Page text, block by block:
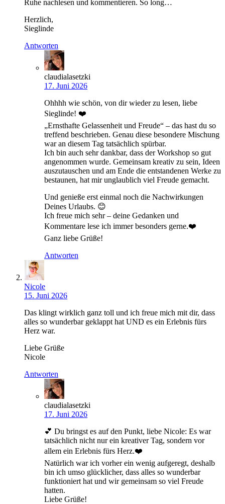
Ruhe nachlesen und kommentieren. So long…
Herzlich,
Sieglinde
Antworten
claudialasetzki
17. Juni 2026
Ohhhh wie schön, von dir wieder zu lesen, liebe
Sieglinde! ❤️
„Ernsthafte Gelassenheit und Freude“ – das hast du so
treffend beschrieben. Genau diese besondere Mischung
war an diesem Tag tatsächlich spürbar.
Ich bin auch sehr dankbar, dass der Workshop so gut
angenommen wurde. Gemeinsam kreativ zu sein, Ideen
auszutauschen und am Ende die entstandenen Werke zu
bestaunen, hat mir unglaublich viel Freude gemacht.
Und genieße erst einmal noch die Nachwirkungen
Deines Urlaubs. 😊
Ich freue mich sehr – deine Gedanken und
Kommentare lese ich immer besonders gerne.❤️
Ganz liebe Grüße!
Antworten
Nicole
15. Juni 2026
Das klingt wirklich ganz toll und ich freue mich mit dir, dass
alles so wunderbar geklappt hat UND es ein Erlebnis fürs
Herz war.
Liebe Grüße
Nicole
Antworten
claudialasetzki
17. Juni 2026
💕 Du bringst es auf den Punkt, liebe Nicole: Es war
tatsächlich nicht nur ein kreativer Tag, sondern vor
allem ein Erlebnis fürs Herz.❤️
Natürlich war ich vorher ein wenig aufgeregt, deshalb
bin ich umso glücklicher, dass alles so wunderbar
funktioniert hat und wir gemeinsam so viel Freude
hatten.
Liebe Grüße!